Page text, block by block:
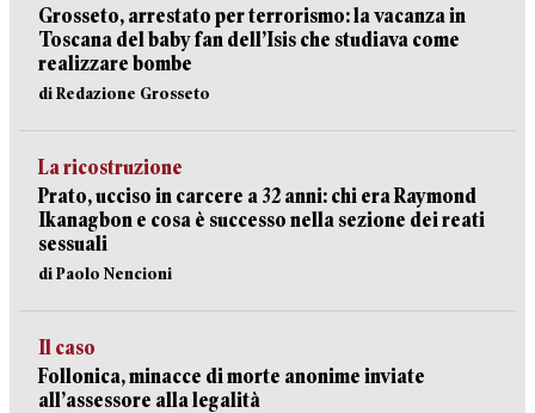
Grosseto, arrestato per terrorismo: la vacanza in
Toscana del baby fan dell’Isis che studiava come
realizzare bombe
di Redazione Grosseto
La ricostruzione
Prato, ucciso in carcere a 32 anni: chi era Raymond
Ikanagbon e cosa è successo nella sezione dei reati
sessuali
di Paolo Nencioni
Il caso
Follonica, minacce di morte anonime inviate
all’assessore alla legalità